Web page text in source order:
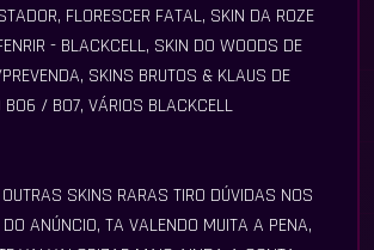
FLORESCER FATAL, SKIN DA ROZE
- BLACKCELL, SKIN DO WOODS DE
SKINS BRUTOS & KLAUS DE
BO6 / BO7, VÁRIOS BLACKCELL
SKINS RARAS TIRO DÚVIDAS NOS
ANÚNCIO, TA VALENDO MUITA A PENA,